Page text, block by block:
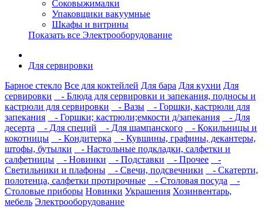
Соковыжималки
Упаковщики вакуумные
Шкафы и витрины
Показать все Электрооборудование
Для сервировки
Барное стекло Все для коктейлей Для бара Для кухни Для
сервировки
- Блюда для сервировки и запекания, подносы и
кастрюли для сервировки
- Вазы
- Горшки, кастрюли для
запекания
- Горшки; кастрюли;емкости д/запекания
- Для
десерта
- Для специй - Для шампанского
- Кокильницы и
кокотницы
- Кондитерка
- Кувшины, графины, декантеры,
штофы, бутылки
- Настольные подкладки, салфетки и
салфетницы
- Новинки - Подставки - Прочее
-
Светильники и плафоны
- Свечи, подсвечники
- Скатерти,
полотенца, салфетки протирочные
- Столовая посуда
-
Столовые приборы Новинки Украшения Хозинвентарь,
мебель Электрооборудование